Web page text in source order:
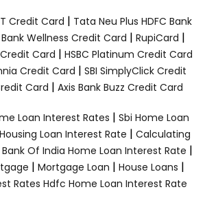
Credit Card | Tata Neu Plus HDFC Bank
Bank Wellness Credit Card | RupiCard |
Card | HSBC Platinum Credit Card
Credit Card | SBI SimplyClick Credit
Card | Axis Bank Buzz Credit Card
Loan Interest Rates | Sbi Home Loan
Loan Interest Rate | Calculating
Of India Home Loan Interest Rate |
| Mortgage Loan | House Loans |
Rates Hdfc Home Loan Interest Rate